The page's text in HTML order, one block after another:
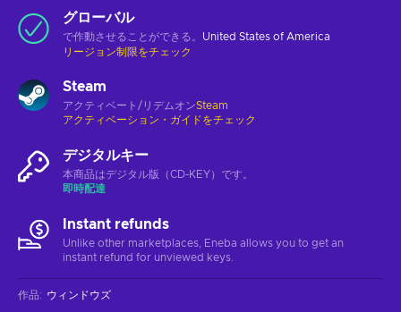
グローバル
で作動させることができる。 United States of America
リージョン制限をチェック
Steam
アクティベート/リデムオンSteam
アクティベーション・ガイドをチェック
デジタルキー
本商品はデジタル版（CD-KEY）です。
即時配達
Instant refunds
Unlike other marketplaces, Eneba allows you to get an
instant refund for unviewed keys.
作品: ウィンドウズ